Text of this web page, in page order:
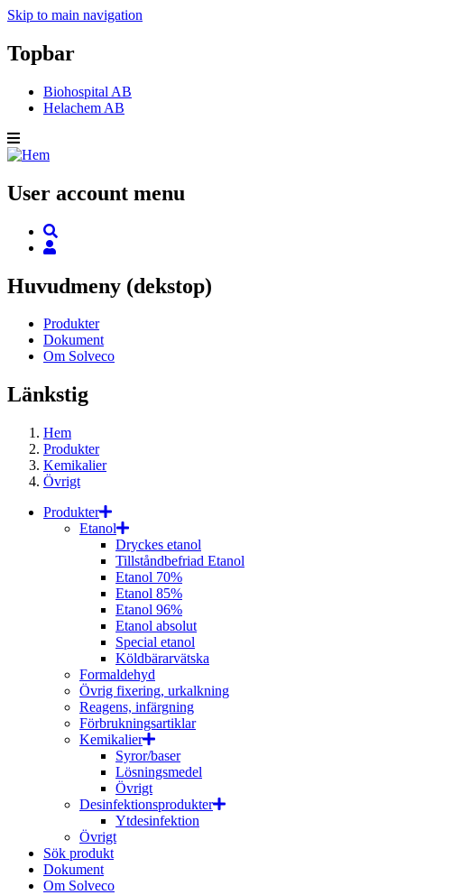
Skip to main navigation
Topbar
Biohospital AB
Helachem AB
User account menu
Huvudmeny (dekstop)
Produkter
Dokument
Om Solveco
Länkstig
Hem
Produkter
Kemikalier
Övrigt
Produkter
Etanol
Dryckes etanol
Tillståndbefriad Etanol
Etanol 70%
Etanol 85%
Etanol 96%
Etanol absolut
Special etanol
Köldbärarvätska
Formaldehyd
Övrig fixering, urkalkning
Reagens, infärgning
Förbrukningsartiklar
Kemikalier
Syror/baser
Lösningsmedel
Övrigt
Desinfektionsprodukter
Ytdesinfektion
Övrigt
Sök produkt
Dokument
Om Solveco